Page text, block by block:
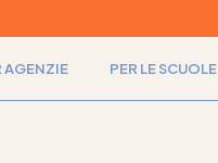
AGENZIE PER LE SCUOLE